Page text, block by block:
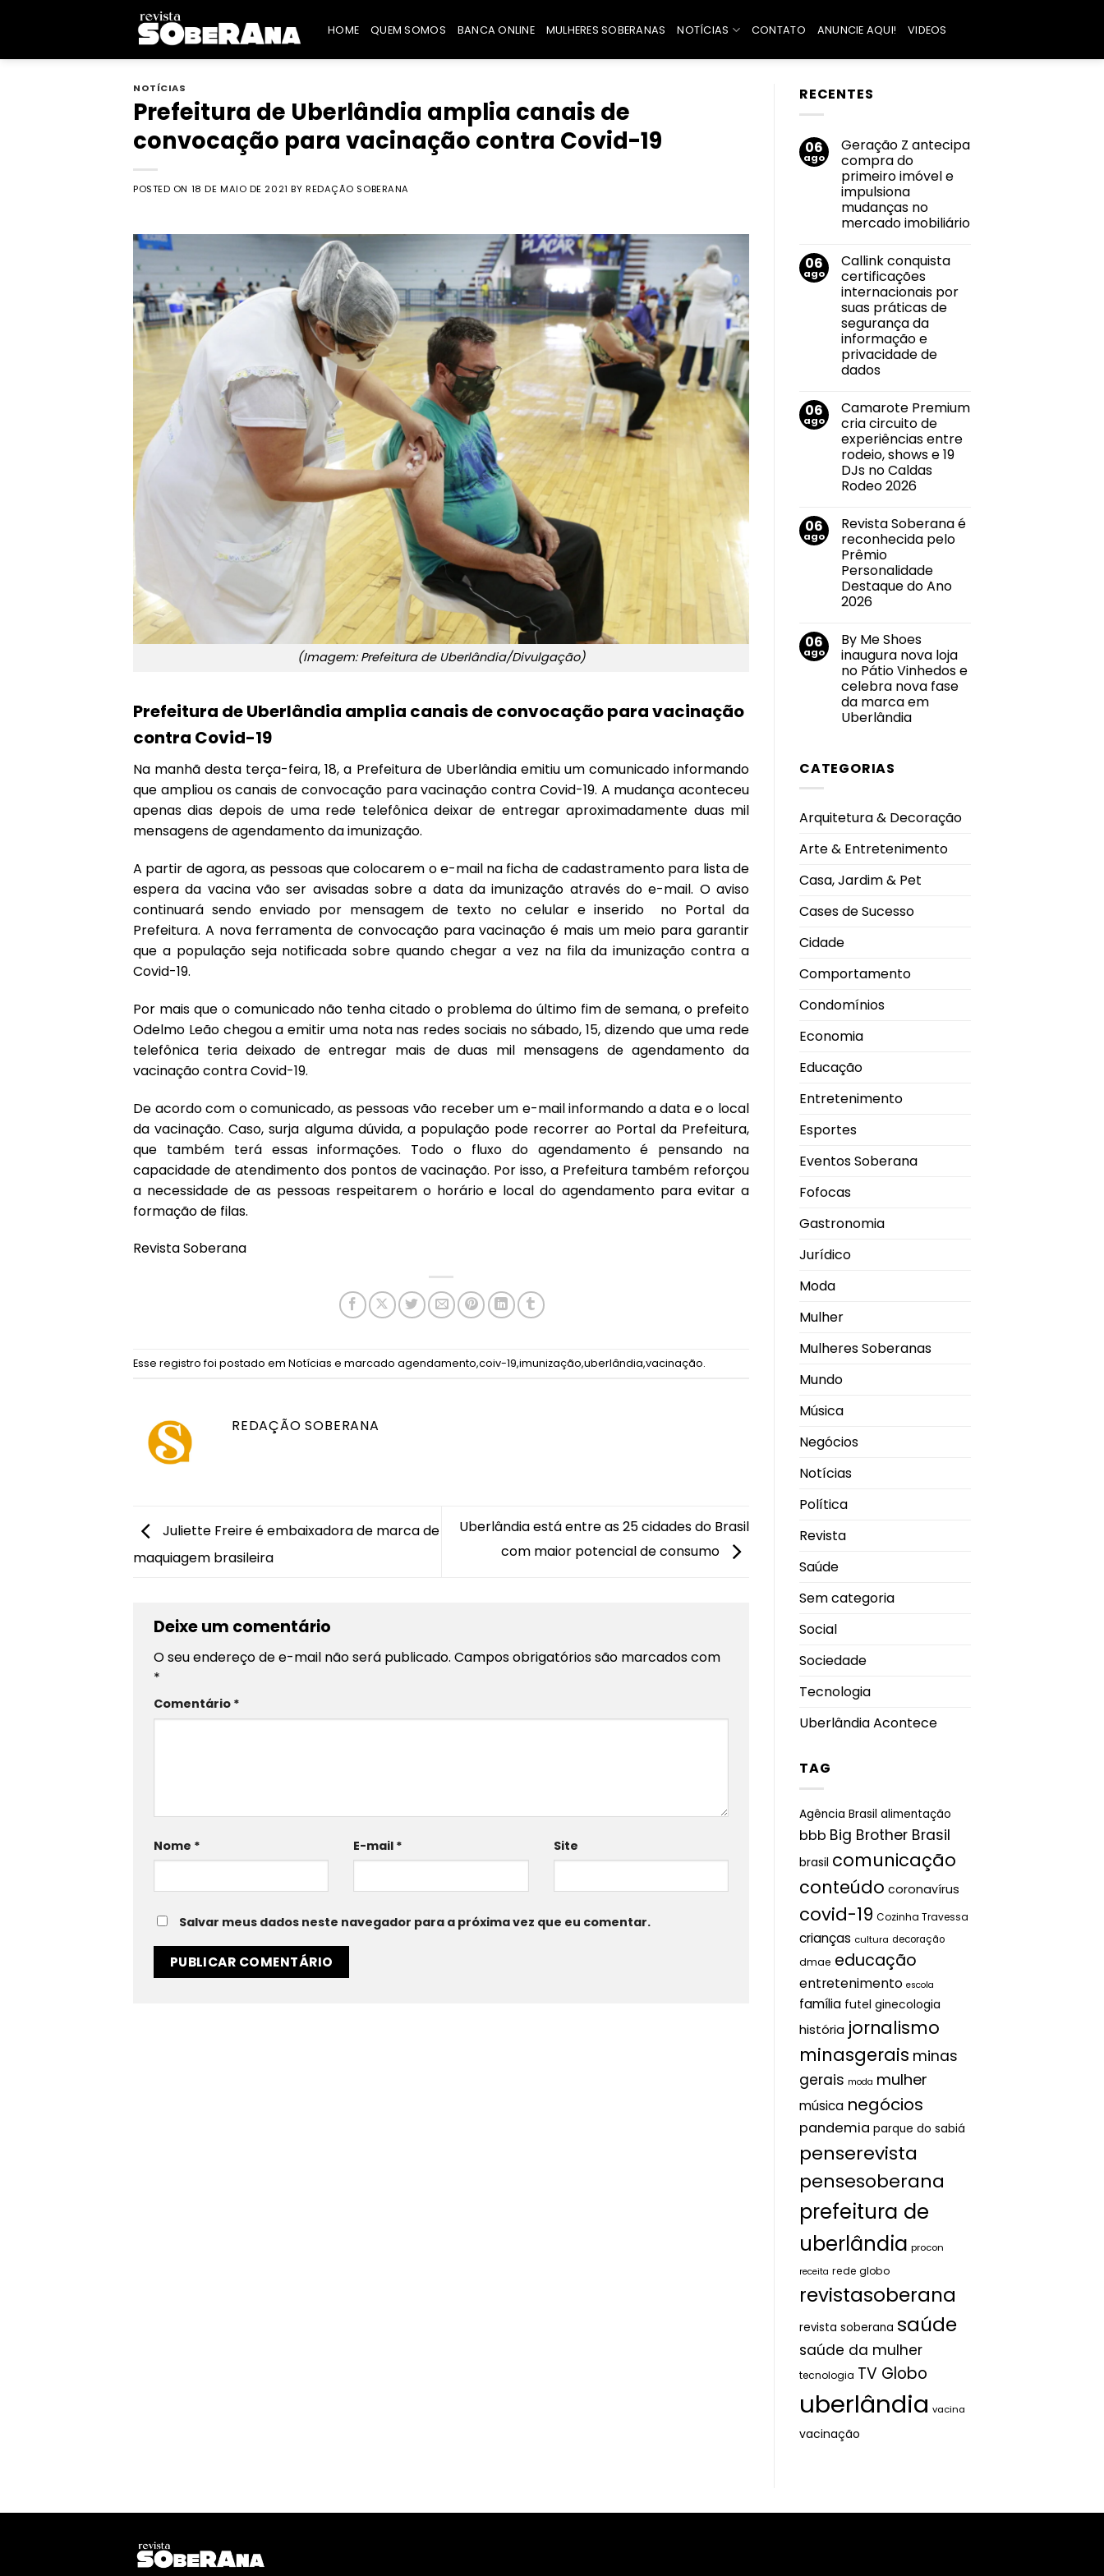
HOME QUEM SOMOS BANCA ONLINE MULHERES SOBERANAS NOTÍCIAS CONTATO ANUNCIE AQUI! VIDEOS
NOTÍCIAS
Prefeitura de Uberlândia amplia canais de
convocação para vacinação contra Covid-19
POSTED ON 18 DE MAIO DE 2021 BY REDAÇÃO SOBERANA
(Imagem: Prefeitura de Uberlândia/Divulgação)
Prefeitura de Uberlândia amplia canais de convocação para vacinação
contra Covid-19
Na manhã desta terça-feira, 18, a Prefeitura de Uberlândiaemitiu um comunicado informando
que ampliou os canais de convocação para vacinação contra Covid-19. A mudança aconteceu
apenas dias depois de uma rede telefônica deixar de entregar aproximadamente duas mil
mensagens de agendamento da imunização.
A partir de agora, as pessoas que colocarem o e-mail na ficha de cadastramento para lista de
espera da vacina vão ser avisadas sobre a data da imunização através do e-mail. O aviso
continuará sendo enviado por mensagem de texto no celular e inserido no Portal da
Prefeitura. A nova ferramenta de convocação para vacinação é mais um meio para garantir
que a população seja notificada sobre quando chegar a vez na fila da imunização contra a
Covid-19.
Por mais que o comunicado não tenha citado o problema do último fim de semana, o prefeito
Odelmo Leão chegou a emitir uma nota nas redes sociais no sábado, 15, dizendo que uma rede
telefônica teria deixado de entregar mais de duas mil mensagens de agendamento da
vacinação contra Covid-19.
De acordo com o comunicado, as pessoas vão receber um e-mail informando a data e o local
da vacinação. Caso, surja alguma dúvida, a população pode recorrer ao Portal da Prefeitura,
que também terá essas informações. Todo o fluxo do agendamento é pensando na
capacidade de atendimento dos pontos de vacinação. Por isso, a Prefeitura também reforçou
a necessidade de as pessoas respeitarem o horário e local do agendamento para evitar a
formação de filas.
Revista Soberana
Esse registro foi postado em Notícias e marcado agendamento,coiv-19,imunização,uberlândia,vacinação.
REDAÇÃO SOBERANA
Juliette Freire é embaixadora de marca de
maquiagem brasileira
Uberlândia está entre as 25 cidades do Brasil
com maior potencial de consumo
Deixe um comentário
O seu endereço de e-mail não será publicado. Campos obrigatórios são marcados com
*
Comentário *
Nome * E-mail * Site
Salvar meus dados neste navegador para a próxima vez que eu comentar.
RECENTES
06
ago
Geração Z antecipa
compra do
primeiro imóvel e
impulsiona
mudanças no
mercado imobiliário
em
Geração
Z
antecipa
compra
do
primeiro
imóvel
e
impulsiona
mudanças
no
06
ago
Callink conquista
certificações
internacionais por
suas práticas de
segurança da
informação e
privacidade de
dados
em
Callink
conquista
certificações
internacionais
por
suas
práticas
de
informação
e
privacidade
de
dados
06
ago
Camarote Premium
cria circuito de
experiências entre
rodeio, shows e 19
DJs no Caldas
Rodeo 2026
em
Camarote
Premium
cria
circuito
de
experiências
entre
rodeio,
19
DJs
no
Caldas
Rodeo
2026
06
ago
Revista Soberana é
reconhecida pelo
Prêmio
Personalidade
Destaque do Ano
2026
em
Revista
Soberana
é
reconhecida
pelo
Prêmio
Personalidade
Destaque
06
ago
By Me Shoes
inaugura nova loja
no Pátio Vinhedos e
celebra nova fase
da marca em
Uberlândia
By
Me
loja
Vinhedos
celebra
nova
da
marca
CATEGORIAS
Arquitetura & Decoração
Arte & Entretenimento
Casa, Jardim & Pet
Cases de Sucesso
Cidade
Comportamento
Condomínios
Economia
Educação
Entretenimento
Esportes
Eventos Soberana
Fofocas
Gastronomia
Jurídico
Moda
Mulher
Mulheres Soberanas
Mundo
Música
Negócios
Notícias
Política
Revista
Saúde
Sem categoria
Social
Sociedade
Tecnologia
Uberlândia Acontece
TAG
Agência Brasil alimentação
bbb Big Brother Brasil
brasil comunicação
conteúdo coronavírus
covid-19 Cozinha Travessa
crianças cultura decoração
dmae educação
entretenimento escola
família futel ginecologia
história jornalismo
minasgerais minas
gerais moda mulher
música negócios
pandemia parque do sabiá
penserevista
pensesoberana
prefeitura de
uberlândia procon
receita rede globo
revistasoberana
revista soberana saúde
saúde da mulher
tecnologia TV Globo
uberlândia vacina
vacinação